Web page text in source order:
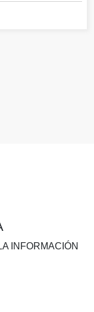
INFORMACIÓN